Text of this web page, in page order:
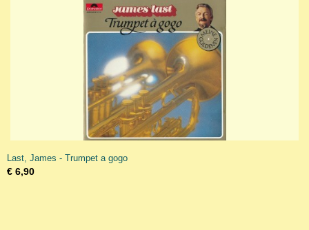
Last, James - Trumpet a gogo
€ 6,90